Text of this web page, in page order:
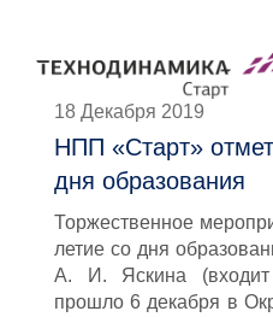
18 Декабря 2019
НПП «Старт»
дня образования
Торжественное
летие со дня
А. И. Яскина
прошло 6 декабря в